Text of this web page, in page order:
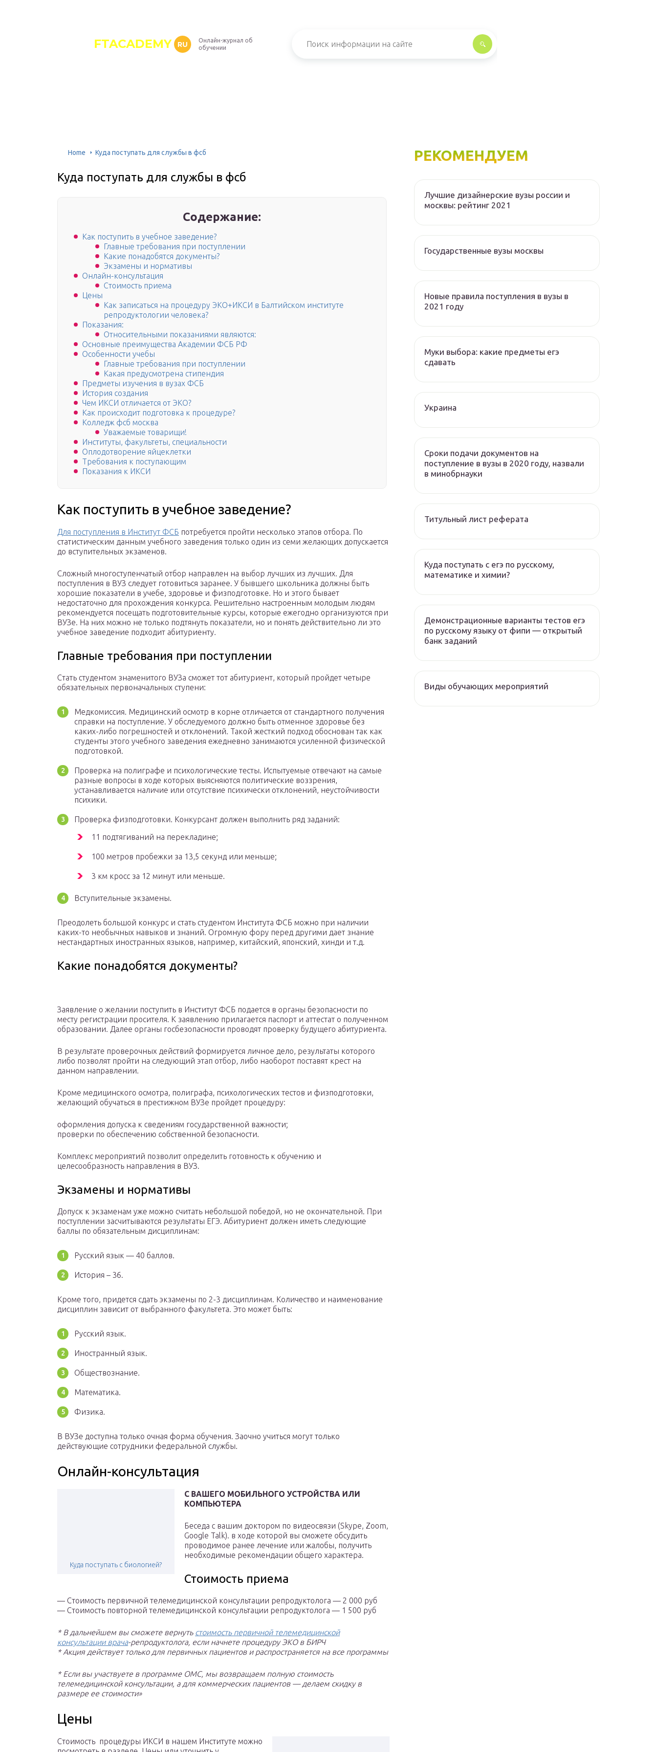
FTACADEMY RU
Онлайн-журнал об
обучении
Home Куда поступать для службы в фсб
Куда поступать для службы в фсб
Содержание:
Как поступить в учебное заведение?
Главные требования при поступлении
Какие понадобятся документы?
Экзамены и нормативы
Онлайн-консультация
Стоимость приема
Цены
Как записаться на процедуру ЭКО+ИКСИ в Балтийском институте
репродуктологии человека?
Показания:
Относительными показаниями являются:
Основные преимущества Академии ФСБ РФ
Особенности учебы
Главные требования при поступлении
Какая предусмотрена стипендия
Предметы изучения в вузах ФСБ
История создания
Чем ИКСИ отличается от ЭКО?
Как происходит подготовка к процедуре?
Колледж фсб москва
Уважаемые товарищи!
Институты, факультеты, специальности
Оплодотворение яйцеклетки
Требования к поступающим
Показания к ИКСИ
Как поступить в учебное заведение?
Для поступления в Институт ФСБ потребуется пройти несколько этапов отбора. По
статистическим данным учебного заведения только один из семи желающих допускается
до вступительных экзаменов.
Сложный многоступенчатый отбор направлен на выбор лучших из лучших. Для
поступления в ВУЗ следует готовиться заранее. У бывшего школьника должны быть
хорошие показатели в учебе, здоровье и физподготовке. Но и этого бывает
недостаточно для прохождения конкурса. Решительно настроенным молодым людям
рекомендуется посещать подготовительные курсы, которые ежегодно организуются при
ВУЗе. На них можно не только подтянуть показатели, но и понять действительно ли это
учебное заведение подходит абитуриенту.
Главные требования при поступлении
Стать студентом знаменитого ВУЗа сможет тот абитуриент, который пройдет четыре
обязательных первоначальных ступени:
Медкомиссия. Медицинский осмотр в корне отличается от стандартного получения
справки на поступление. У обследуемого должно быть отменное здоровье без
каких-либо погрешностей и отклонений. Такой жесткий подход обоснован так как
студенты этого учебного заведения ежедневно занимаются усиленной физической
подготовкой.
Проверка на полиграфе и психологические тесты. Испытуемые отвечают на самые
разные вопросы в ходе которых выясняются политические воззрения,
устанавливается наличие или отсутствие психически отклонений, неустойчивости
психики.
Проверка физподготовки. Конкурсант должен выполнить ряд заданий:
11 подтягиваний на перекладине;
100 метров пробежки за 13,5 секунд или меньше;
3 км кросс за 12 минут или меньше.
Вступительные экзамены.
Преодолеть большой конкурс и стать студентом Института ФСБ можно при наличии
каких-то необычных навыков и знаний. Огромную фору перед другими дает знание
нестандартных иностранных языков, например, китайский, японский, хинди и т.д.
Какие понадобятся документы?
Заявление о желании поступить в Институт ФСБ подается в органы безопасности по
месту регистрации просителя. К заявлению прилагается паспорт и аттестат о полученном
образовании. Далее органы госбезопасности проводят проверку будущего абитуриента.
В результате проверочных действий формируется личное дело, результаты которого
либо позволят пройти на следующий этап отбор, либо наоборот поставят крест на
данном направлении.
Кроме медицинского осмотра, полиграфа, психологических тестов и физподготовки,
желающий обучаться в престижном ВУЗе пройдет процедуру:
оформления допуска к сведениям государственной важности;
проверки по обеспечению собственной безопасности.
Комплекс мероприятий позволит определить готовность к обучению и
целесообразность направления в ВУЗ.
Экзамены и нормативы
Допуск к экзаменам уже можно считать небольшой победой, но не окончательной. При
поступлении засчитываются результаты ЕГЭ. Абитуриент должен иметь следующие
баллы по обязательным дисциплинам:
Русский язык — 40 баллов.
История – 36.
Кроме того, придется сдать экзамены по 2-3 дисциплинам. Количество и наименование
дисциплин зависит от выбранного факультета. Это может быть:
Русский язык.
Иностранный язык.
Обществознание.
Математика.
Физика.
В ВУЗе доступна только очная форма обучения. Заочно учиться могут только
действующие сотрудники федеральной службы.
Онлайн-консультация
Куда поступать с биологией?
С ВАШЕГО МОБИЛЬНОГО УСТРОЙСТВА ИЛИ
КОМПЬЮТЕРА
Беседа с вашим доктором по видеосвязи (Skype, Zoom,
Google Talk). в ходе которой вы сможете обсудить
проводимое ранее лечение или жалобы, получить
необходимые рекомендации общего характера.
Стоимость приема
— Стоимость первичной телемедицинской консультации репродуктолога — 2 000 руб
— Стоимость повторной телемедицинской консультации репродуктолога — 1 500 руб
* В дальнейшем вы сможете вернуть стоимость первичной телемедицинской
консультации врача-репродуктолога, если начнете процедуру ЭКО в БИРЧ
* Акция действует только для первичных пациентов и распространяется на все программы
* Если вы участвуете в программе ОМС, мы возвращаем полную стоимость
телемедицинской консультации, а для коммерческих пациентов — делаем скидку в
размере ее стоимости»
Цены
Стоимость процедуры ИКСИ в нашем Институте можно
РЕКОМЕНДУЕМ
Лучшие дизайнерские вузы россии и
москвы: рейтинг 2021
Государственные вузы москвы
Новые правила поступления в вузы в
2021 году
Муки выбора: какие предметы егэ
сдавать
Украина
Сроки подачи документов на
поступление в вузы в 2020 году, назвали
в минобрнауки
Титульный лист реферата
Куда поступать с егэ по русскому,
математике и химии?
Демонстрационные варианты тестов егэ
по русскому языку от фипи — открытый
банк заданий
Виды обучающих мероприятий